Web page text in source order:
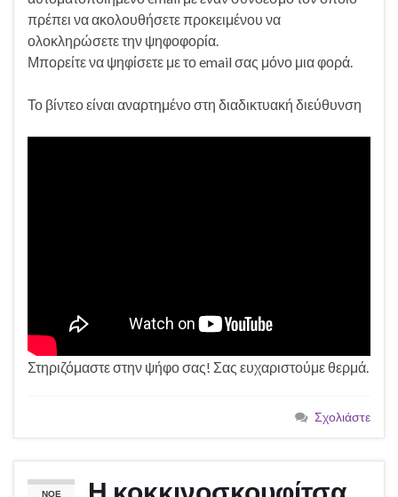
πρέπει να ακολουθήσετε προκειμένου να
ολοκληρώσετε την ψηφοφορία.
Μπορείτε να ψηφίσετε με το email σας μόνο μια φορά.
Το βίντεο είναι αναρτημένο στη διαδικτυακή διεύθυνση
Στηριζόμαστε στην ψήφο σας! Σας ευχαριστούμε θερμά.
Σχολιάστε
ΝΟΈ Η κοκκινοσκουφίτσα